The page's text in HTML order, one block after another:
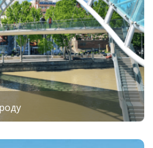
приведет вас в город
по его улочкам и
архитектурой. Если
и вкусно поесть,
организовать обед с
кухни, чтобы вы
атмосферой
отдыха в